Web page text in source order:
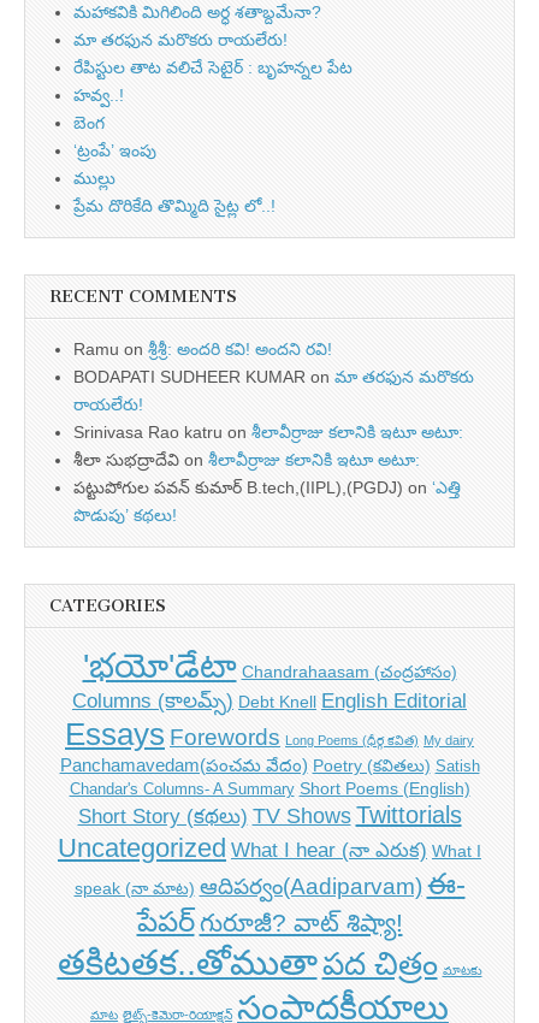
మహాకవికి మిగిలింది అర్ధ శతాబ్దమేనా?
మా తరఫున మరొకరు రాయలేరు!
రేపిస్టుల తాట వలిచే సెటైర్ : బృహన్నల పేట
హవ్వ..!
బెంగ
‘ట్రంపే’ ఇంపు
ముల్లు
ప్రేమ దొరికేది తొమ్మిది సైట్ల లో..!
RECENT COMMENTS
Ramu on శ్రీశ్రీ: అందరి కవి! అందని రవి!
BODAPATI SUDHEER KUMAR on మా తరఫున మరొకరు
రాయలేరు!
Srinivasa Rao katru on శీలావీర్రాజు కలానికి ఇటూ అటూ:
శీలా సుభద్రాదేవి on శీలావీర్రాజు కలానికి ఇటూ అటూ:
పట్టుపోగుల పవన్ కుమార్ B.tech,(IIPL),(PGDJ) on ‘ఎత్తి
పొడుపు’ కథలు!
CATEGORIES
'భయో'డేటా Chandrahaasam (చంద్రహాసం)
Columns (కాలమ్స్) Debt Knell English Editorial
Essays Forewords Long Poems (ధీర్గ కవిత) My dairy
Panchamavedam(పంచమ వేదం) Poetry (కవితలు) Satish
Chandar's Columns- A Summary Short Poems (English)
Short Story (కథలు) TV Shows Twittorials
Uncategorized What I hear (నా ఎరుక) What I
speak (నా మాట) ఆదిపర్వం(Aadiparvam) ఈ-
పేపర్గురూజీ? వాట్ శిష్యా!
తకిటతక..తోముతాపద చిత్రం మాటకు
మాట లైట్స్-కెమెరా-రియాక్షన్ సంపాదకీయాలు